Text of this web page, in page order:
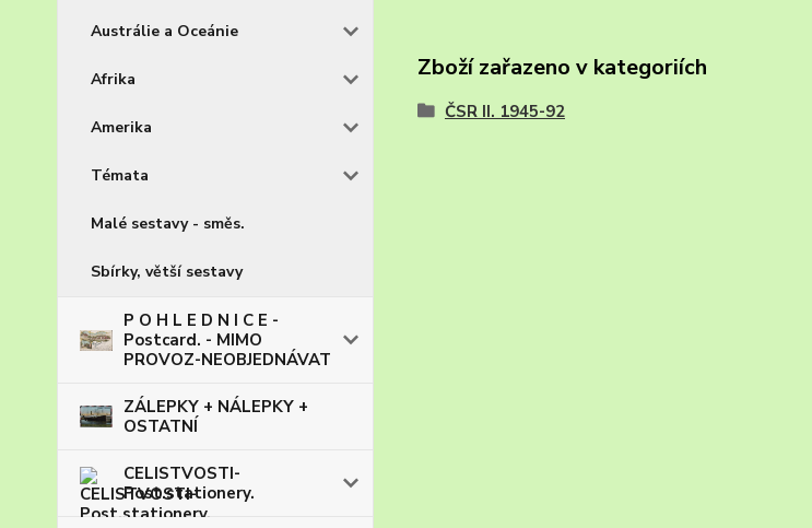
Austrálie a Oceánie
Afrika
Amerika
Témata
Malé sestavy - směs.
Sbírky, větší sestavy
P O H L E D N I C E -
Postcard. - MIMO
PROVOZ-NEOBJEDNÁVAT
ZÁLEPKY + NÁLEPKY +
OSTATNÍ
CELISTVOSTI-
Post.stationery.
Zboží zařazeno v kategoriích
ČSR II. 1945-92